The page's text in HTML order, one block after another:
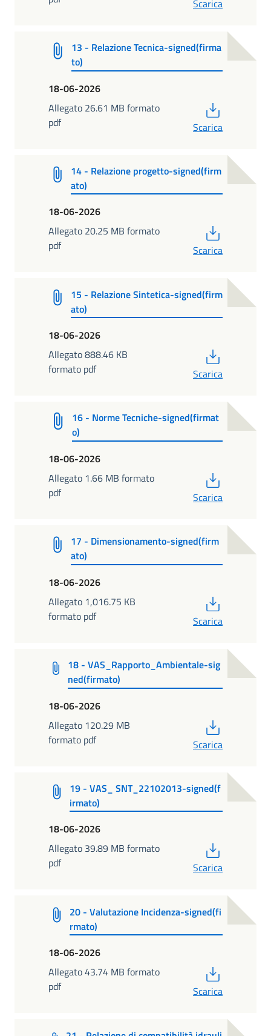
Scarica
13 - Relazione Tecnica-signed(firma
to)
18-06-2026
Allegato 26.61 MB formato
pdf
Scarica
14 - Relazione progetto-signed(firm
ato)
18-06-2026
Allegato 20.25 MB formato
pdf
Scarica
15 - Relazione Sintetica-signed(firm
ato)
18-06-2026
Allegato 888.46 KB
formato pdf
Scarica
16 - Norme Tecniche-signed(firmat
o)
18-06-2026
Allegato 1.66 MB formato
pdf
Scarica
17 - Dimensionamento-signed(firm
ato)
18-06-2026
Allegato 1,016.75 KB
formato pdf
Scarica
18 - VAS_Rapporto_Ambientale-sig
ned(firmato)
18-06-2026
Allegato 120.29 MB
formato pdf
Scarica
19 - VAS_ SNT_22102013-signed(f
irmato)
18-06-2026
Allegato 39.89 MB formato
pdf
Scarica
20 - Valutazione Incidenza-signed(fi
rmato)
18-06-2026
Allegato 43.74 MB formato
pdf
Scarica